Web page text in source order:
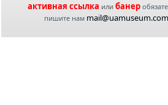
активная ссылка или банер
пишите нам mail@uamuseum.com